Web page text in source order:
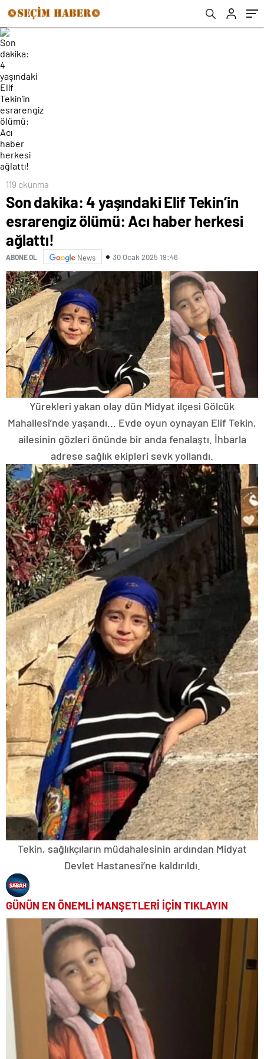
119 okunma
Son dakika: 4 yaşındaki Elif Tekin’in
esrarengiz ölümü: Acı haber herkesi
ağlattı!
ABONE OL News 30 Ocak 2025 19:46
Yürekleri yakan olay dün Midyat ilçesi Gölcük
Mahallesi’nde yaşandı… Evde oyun oynayan Elif Tekin,
ailesinin gözleri önünde bir anda fenalaştı. İhbarla
adrese sağlık ekipleri sevk yollandı.
Tekin, sağlıkçıların müdahalesinin ardından Midyat
Devlet Hastanesi’ne kaldırıldı.
GÜNÜN EN ÖNEMLİ MANŞETLERİ İÇİN TIKLAYIN